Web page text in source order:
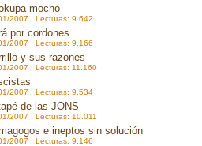
mocho
2007 Lecturas: 9.642
por cordones
2007 Lecturas: 9.166
y sus razones
2007 Lecturas: 11.160
2007 Lecturas: 9.534
de las JONS
2007 Lecturas: 10.011
e ineptos sin solución
2007 Lecturas: 9.146